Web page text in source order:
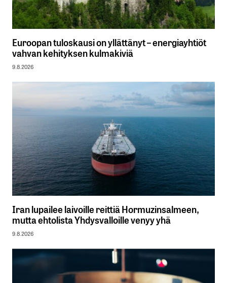
Euroopan tuloskausi on yllättänyt – energiayhtiöt
vahvan kehityksen kulmakiviä
9.8.2026
Iran lupailee laivoille reittiä Hormuzinsalmeen,
mutta ehtolista Yhdysvalloille venyy yhä
9.8.2026